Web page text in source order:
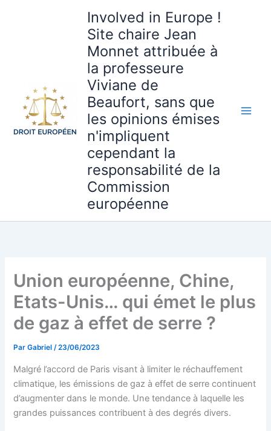
Involved in Europe !
Site chaire Jean
Monnet attribuée à
la professeure
Viviane de
Beaufort, sans que
les opinions émises
n'impliquent
cependant la
responsabilité de la
Commission
européenne
Union européenne, Chine,
Etats-Unis… qui émet le plus
de gaz à effet de serre ?
ParGabriel/23/06/2023
Malgré l’accord de Paris visant à limiter le réchauffement
climatique, les émissions de gaz à effet de serre continuent
d’augmenter dans le monde. Une tendance à laquelle les
grandes puissances contribuent à des degrés divers.